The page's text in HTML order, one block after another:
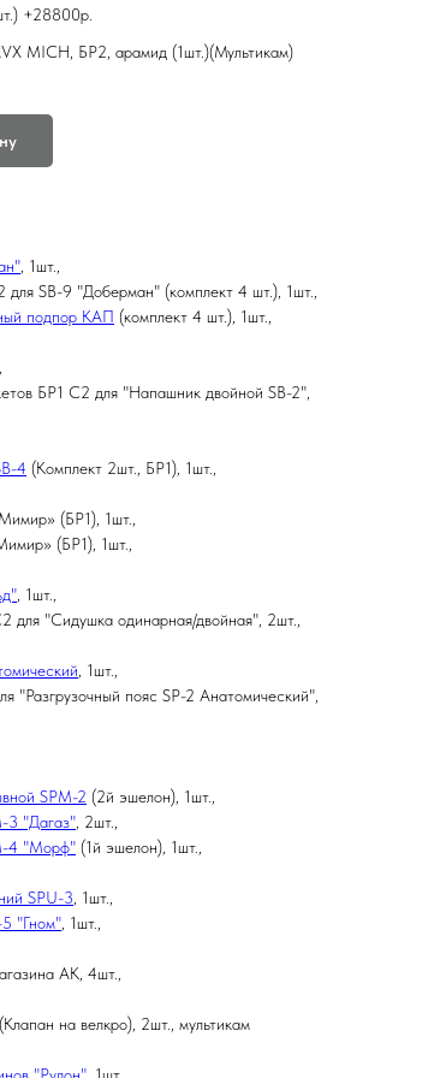
+28800р.
MICH, БР2, арамид (1шт.)(Мультикам)
, 1шт.,
для SB-9 "Доберман" (комплект 4 шт.), 1шт.,
подпор КАП (комплект 4 шт.), 1шт.,
БР1 С2 для "Напашник двойной SB-2",
4 (Комплект 2шт., БР1), 1шт.,
(БР1), 1шт.,
(БР1), 1шт.,
, 1шт.,
для "Сидушка одинарная/двойная", 2шт.,
, 1шт.,
"Разгрузочный пояс SP-2 Анатомический",
SPM-2 (2й эшелон), 1шт.,
3 "Дагаз", 2шт.,
4 "Морф" (1й эшелон), 1шт.,
SPU-3, 1шт.,
5 "Гном", 1шт.,
АК, 4шт.,
(Клапан на велкро), 2шт., мультикам